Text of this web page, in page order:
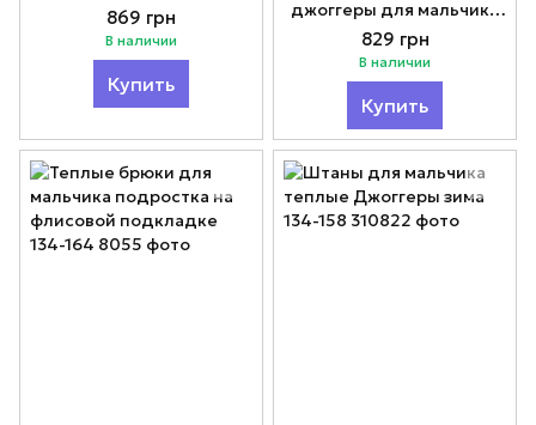
Модно
869 грн
В наличии
Купить
джоггеры для мальчика
зима 134-164 Модно
829 грн
В наличии
Купить